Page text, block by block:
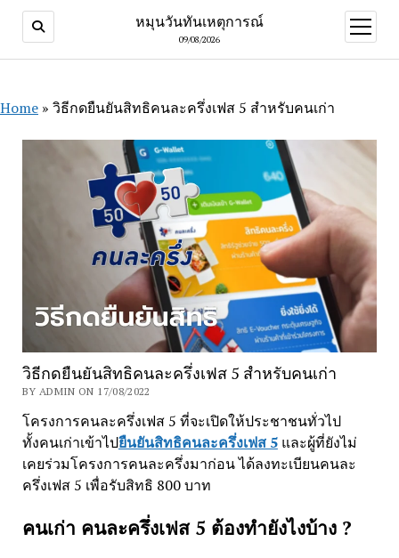
หมุนวันทันเหตุการณ์
09/08/2026
open
menu
Home » วิธีกดยืนยันสิทธิคนละครึ่งเฟส 5 สำหรับคนเก่า
วิธีกดยืนยันสิทธิคนละครึ่งเฟส 5 สำหรับคนเก่า
BY ADMIN ON 17/08/2022
โครงการคนละครึ่งเฟส 5 ที่จะเปิดให้ประชาชนทั่วไป
ทั้งคนเก่าเข้าไปยืนยันสิทธิคนละครึ่งเฟส 5และผู้ที่ยังไม่
เคยร่วมโครงการคนละครึ่งมาก่อน ได้ลงทะเบียนคนละ
ครึ่งเฟส 5 เพื่อรับสิทธิ 800 บาท
คนเก่า คนละครึ่งเฟส 5 ต้องทำยังไงบ้าง ?